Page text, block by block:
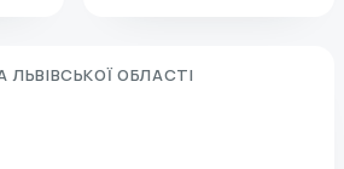
ЛЬВІВСЬКОЇ ОБЛАСТІ